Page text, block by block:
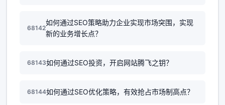
68142
如何通过SEO策略助力企业实现市场突围，实现
新的业务增长点？
68143如何通过SEO投资，开启网站腾飞之钥？
68144如何通过SEO优化策略，有效抢占市场制高点？